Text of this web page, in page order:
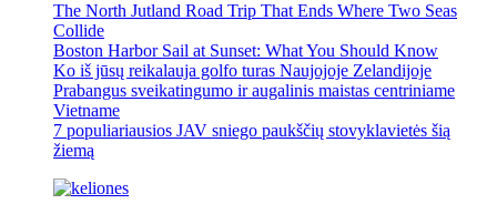
The North Jutland Road Trip That Ends Where Two Seas
Collide
Boston Harbor Sail at Sunset: What You Should Know
Ko iš jūsų reikalauja golfo turas Naujojoje Zelandijoje
Prabangus sveikatingumo ir augalinis maistas centriniame
Vietname
7 populiariausios JAV sniego paukščių stovyklavietės šią
žiemą